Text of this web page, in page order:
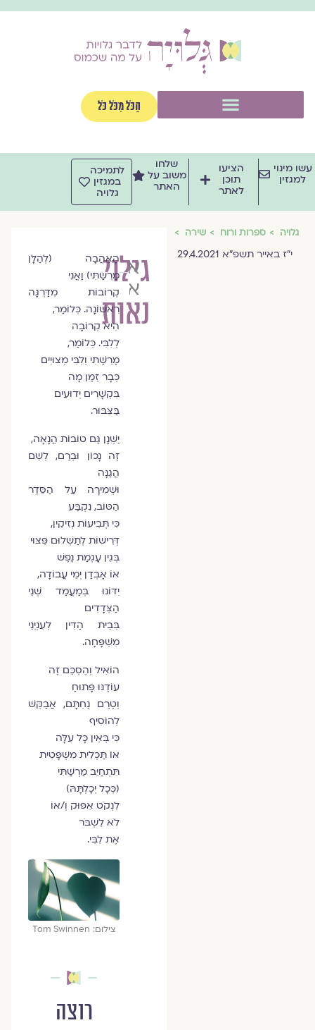
הַכֹּל מִכֹּל כֹּל
מינוי
למגזין
הציעו
תוכן
לאתר
שלחו
משוב על
האתר
לתמיכה
במגזין
גלויה
גלויה ספרות ורוח שירה
י"ז באייר תשפ"א 29.4.2021
גילוי
נאות
איריס
אליה-כהן
הָאַהֲבָה (לְהַלָּן
מַרְשַׁתִּי) וַאֲנִי
קְרוֹבוֹת מִדַּרְגָּה
רִאשׁוֹנָה. כְּלוֹמַר,
הִיא קְרוֹבָה
לְלִבִּי. כְּלוֹמַר,
מַרְשַׁתִּי וְלִבִּי מְצוּיִים
כְּבָר זְמַן מָה
בִּקְשָׁרִים יְדוּעִים
בַּצִּבּוּר.
יֶשְׁנָן גַּם טוֹבוֹת הֲנָאָה,
זֶה נָכוֹן וּבְרַם, לְשֵׁם
הֲגַנָּה
וּשְׁמִירָה עַל הַסֵּדֶר
הַטּוֹב, נִקְבַּע
כִּי תְּבִיעוֹת נְזִיקִין,
דְּרִישׁוֹת לְתַשְׁלוּם פִּצּוּי
בְּגִין עָגְמַת נֶפֶשׁ
אוֹ אָבְדַן יְמֵי עֲבוֹדָה,
יִדּוֹנוּ בְּמַעֲמַד שְׁנֵי
הַצְּדָדִים
בְּבֵית הַדִּין לְעִנְיְנֵי
מִשְׁפָּחָה.
הוֹאִיל וְהֶסְכֵּם זֶה
עוֹדֶנּוּ פָּתוּחַ
וְטֶרֶם נֶחְתָּם, אֲבַקֵּשׁ
לְהוֹסִיף
כִּי בְּאֵין כָּל עִלָּה
אוֹ תַּכְלִית מִשְׁפָּטִית
תִּתְחַיֵּב מַרְשַׁתִּי
(כְּכָל יְכָלְתָּהּ)
לִנְקֹט אִפּוּק וְ/אוֹ
לֹא לִשְׁבֹּר
אֶת לִבִּי.
צילום: Tom Swinnen
רוצה